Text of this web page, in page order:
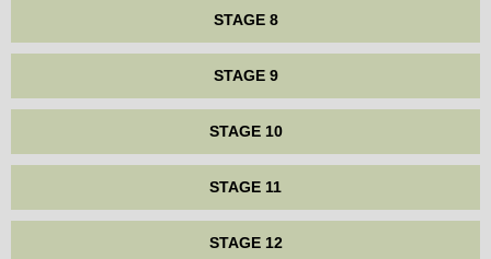
STAGE 8
STAGE 9
STAGE 10
STAGE 11
STAGE 12